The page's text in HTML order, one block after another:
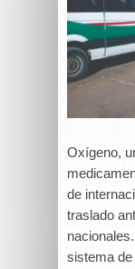
Oxígeno,
de
traslado
sistema de